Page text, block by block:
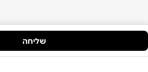
שליחה